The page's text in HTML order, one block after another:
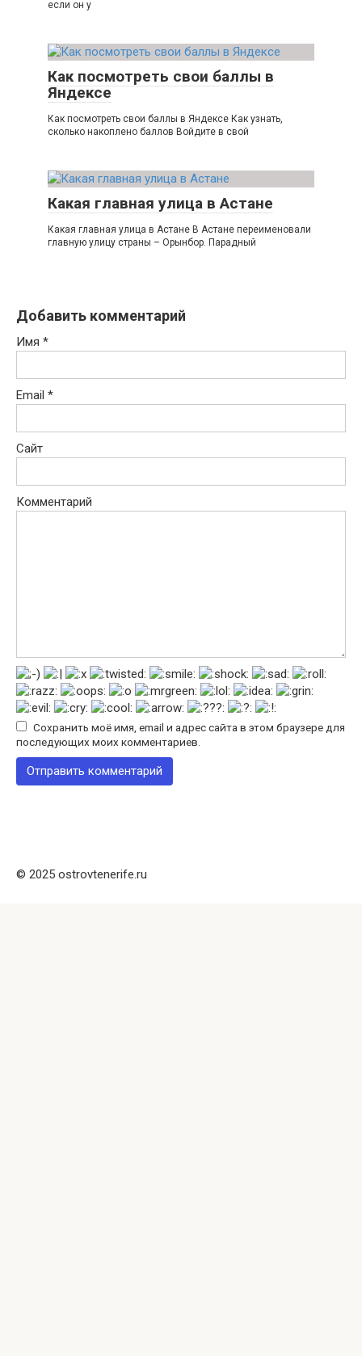
если он у
Как посмотреть свои баллы в
Яндексе
Как посмотреть свои баллы в Яндексе Как узнать,
сколько накоплено баллов Войдите в свой
Какая главная улица в Астане
Какая главная улица в Астане В Астане переименовали
главную улицу страны – Орынбор. Парадный
Добавить комментарий
Имя *
Email *
Сайт
Комментарий
Сохранить моё имя, email и адрес сайта в этом браузере для
последующих моих комментариев.
© 2025 ostrovtenerife.ru